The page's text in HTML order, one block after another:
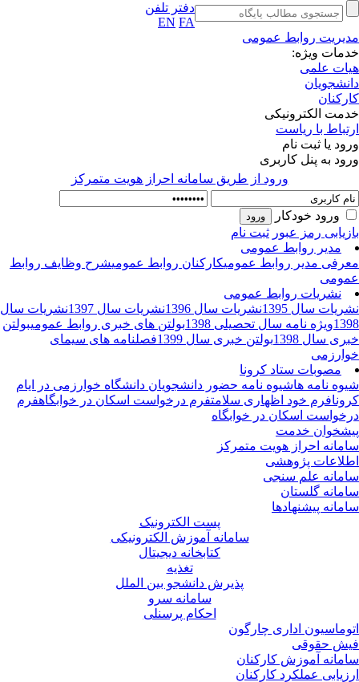
دفتر تلفن
EN FA
روابط عمومی
ویژه:
علمی
الکترونیکی
با ریاست
یا ثبت نام
به پنل کاربری
ورود از طريق سامانه احراز هويت متمركز
ورود خودکار
رمز عبور ثبت نام
مدیر روابط عمومی
مدیر روابط عمومیکارکنان روابط عمومیشرح وظایف روابط
نشریات روابط عمومی
سال 1395
نشریات سال 1396 نشریات سال 1397
نشریات سال
ویژه نامه سال تحصیلی 1398 بولتن های خبری روابط عمومیبولتن
سال 1398
بولتن خبری سال 1399
فصلنامه های سیمای
مصوبات ستاد کرونا
نامه هاشیوه نامه حضور دانشجویان دانشگاه خوارزمی در ایام
فرم خود اظهاری سلامتفرم درخواست اسکان در خوابگاهفرم
اسکان در خوابگاه
خدمت
احراز هویت متمرکز
پژوهشی
علم سنجی
گلستان
پیشنهادها
پست الکترونیک
سامانه آموزش الکترونیکی
کتابخانه دیجیتال
تغذیه
پذیرش دانشجو بین الملل
سامانه سرو
احکام پرسنلی
اداری چارگون
حقوقی
آموزش کارکنان
عملکرد کارکنان